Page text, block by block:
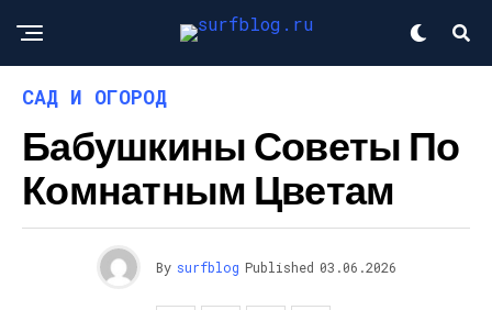
САД И ОГОРОД
Бабушкины Советы По
Комнатным Цветам
By surfblog Published 03.06.2026